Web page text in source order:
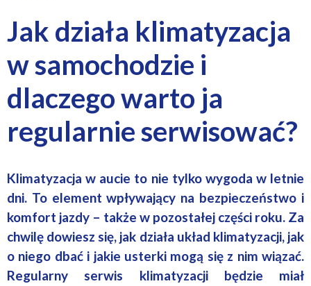
Jak działa klimatyzacja
w samochodzie i
dlaczego warto ja
regularnie serwisować?
Klimatyzacja w aucie to nie tylko wygoda w letnie
dni. To element wpływający na bezpieczeństwo i
komfort jazdy – także w pozostałej części roku. Za
chwilę dowiesz się, jak działa układ klimatyzacji, jak
o niego dbać i jakie usterki mogą się z nim wiązać.
Regularny serwis klimatyzacji będzie miał